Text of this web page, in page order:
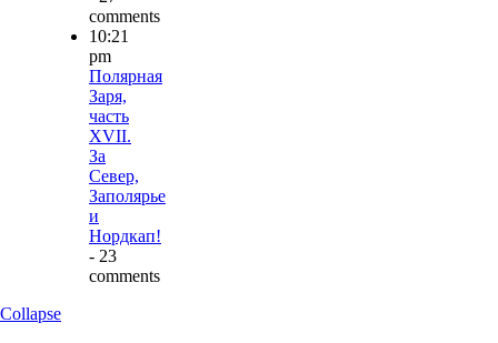
comments
10:21
pm
Полярная
Заря,
часть
XVII.
За
Север,
Заполярье
и
Нордкап!
- 23
comments
Collapse